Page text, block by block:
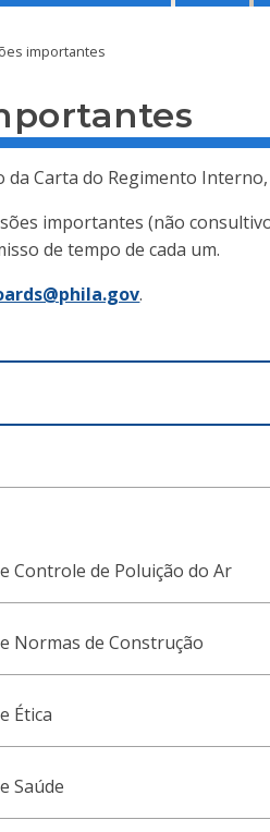
importantes
Carta do Regimento
importantes (não
de tempo de cada um.
.
Controle de Poluição do Ar
Normas de Construção
Ética
Saúde